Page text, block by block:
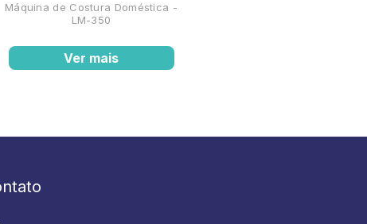
Máquina de Costura Doméstica -
LM-350
Ver mais